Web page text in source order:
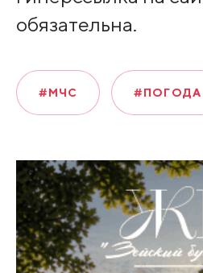
обязательна.
#МЧС #ПОГОДА